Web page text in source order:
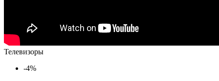
Телевизоры
-4%